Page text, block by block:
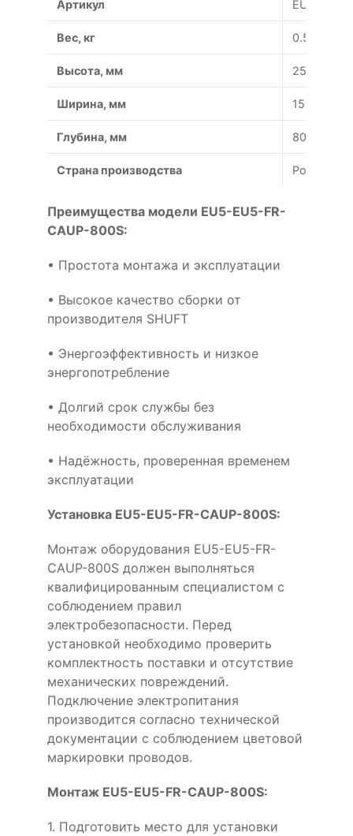
Артикул EU5-EU5-
Вес, кг 0.5
Высота, мм 250
Ширина, мм 150
Глубина, мм 80
Страна производства Россия
Преимущества модели EU5-EU5-FR-
CAUP-800S:
• Простота монтажа и эксплуатации
• Высокое качество сборки от
производителя SHUFT
• Энергоэффективность и низкое
энергопотребление
• Долгий срок службы без
необходимости обслуживания
• Надёжность, проверенная временем
эксплуатации
Установка EU5-EU5-FR-CAUP-800S:
Монтаж оборудования EU5-EU5-FR-
CAUP-800S должен выполняться
квалифицированным специалистом с
соблюдением правил
электробезопасности. Перед
установкой необходимо проверить
комплектность поставки и отсутствие
механических повреждений.
Подключение электропитания
производится согласно технической
документации с соблюдением цветовой
маркировки проводов.
Монтаж EU5-EU5-FR-CAUP-800S:
1. Подготовить место для установки